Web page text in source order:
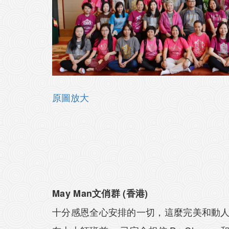
原圖放大
May Man文俏群 (香港)
十分感恩全心安排的一切，這麼完美和動